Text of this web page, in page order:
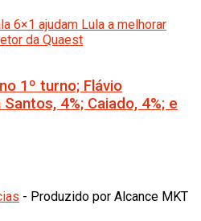
1º turno; Flávio
4%; Caiado, 4%; e
- Produzido por Alcance MKT